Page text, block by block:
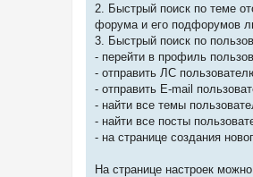
н
и
2. Быстрый поиск по теме
форума и его подфорумов
3. Быстрый поиск по
- перейти в профиль
- отправить ЛС
- отправить E-mail
- найти все темы
- найти все посты
- на странице создания
На странице настроек